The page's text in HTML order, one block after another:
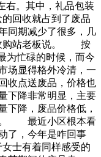
右。其中，礼品包装
回收就占到了废品
同期减少了很多，几
收购站老板说。 按
为忙碌的时候，而今
场显得格外冷清，一
收点送废品，价格也
下降非常明显，主要
下降，废品价格低，
。 最近小区根本看
了，今年是咋回事
士有着同样感受的